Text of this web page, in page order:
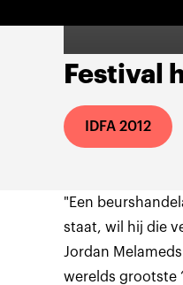
Festival
IDFA 2012
"Een
staat, wil hij die
Jordan
werelds grootste